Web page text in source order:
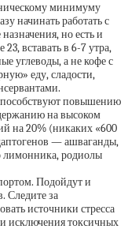
минимуму
начинать работать с
но есть и
вставать в 6-7 утра,
углеводы, а не кофе с
еду, сладости,
повышению
на высоком
на 20% (никаких «600
— ашваганды,
лимонника, родиолы
Подойдут и
Следите за
источники стресса
исключения токсичных